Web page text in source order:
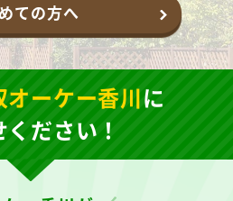
ての方へ
ーケー香川に
ださい！